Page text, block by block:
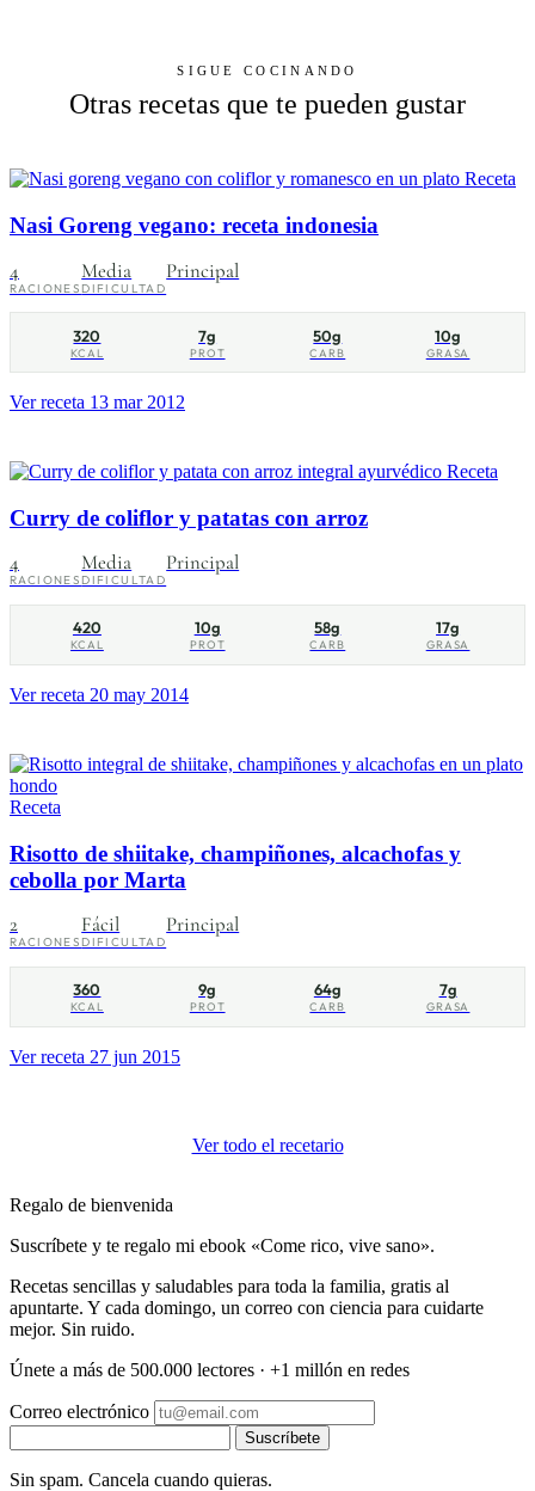
SIGUE COCINANDO
Otras recetas que te pueden gustar
Receta
Nasi Goreng vegano: receta indonesia
4
RACIONES
Media
DIFICULTAD
Principal
320
KCAL
7g
PROT
50g
CARB
10g
GRASA
Ver receta 13 mar 2012
Receta
Curry de coliflor y patatas con arroz
4
RACIONES
Media
DIFICULTAD
Principal
420
KCAL
10g
PROT
58g
CARB
17g
GRASA
Ver receta 20 may 2014
Receta
Risotto de shiitake, champiñones, alcachofas y
cebolla por Marta
2
RACIONES
Fácil
DIFICULTAD
Principal
360
KCAL
9g
PROT
64g
CARB
7g
GRASA
Ver receta 27 jun 2015
Ver todo el recetario
Regalo de bienvenida
Suscríbete y te regalo mi ebook «Come rico, vive sano».
Recetas sencillas y saludables para toda la familia, gratis al
apuntarte. Y cada domingo, un correo con ciencia para cuidarte
mejor. Sin ruido.
Únete a más de 500.000 lectores · +1 millón en redes
Correo electrónico
Suscríbete
Sin spam. Cancela cuando quieras.